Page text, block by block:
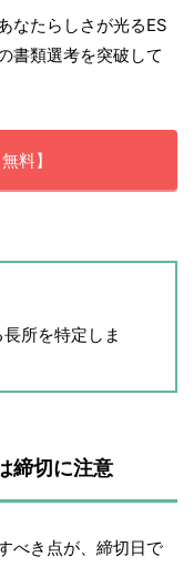
なたらしさが光るES
書類選考を突破して
料】
所を特定しま
締切に注意
べき点が、締切日で